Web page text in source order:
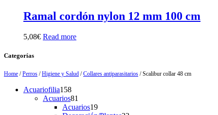
Ramal cordón nylon 12 mm 100 cm
5,08€ Read more
Categorías
Home /Perros /Higiene y Salud /Collares antiparasitarios / Scalibur collar 48 cm
Acuariofilia158158
products
Acuarios81
products
Acuarios1919